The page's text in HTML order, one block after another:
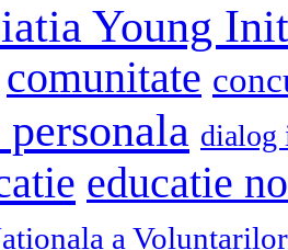
Young
comunitate
dialog
educatie
a Voluntarilor